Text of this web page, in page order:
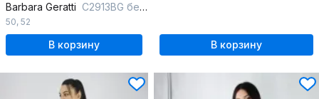
Barbara Geratti С2913BG белый
50, 52
В корзину В корзину